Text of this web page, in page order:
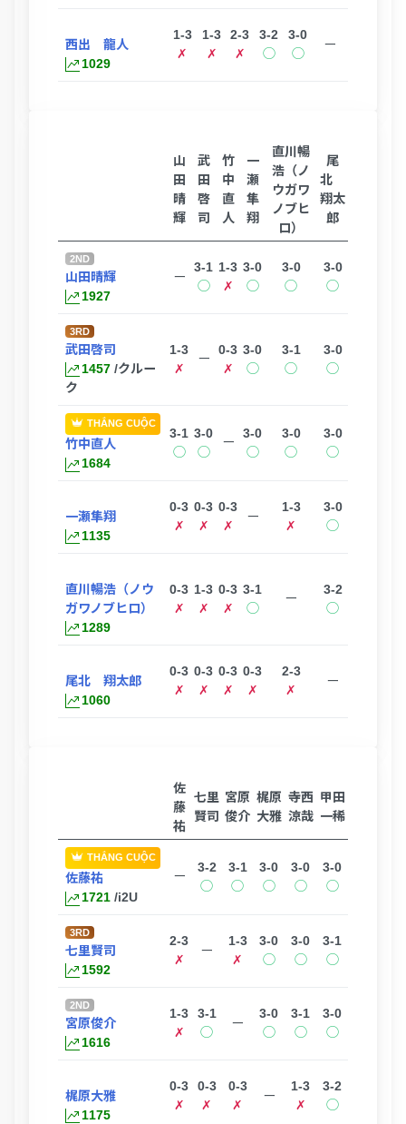
西出 龍人
1029
1-3
✗
1-3
✗
2-3
✗
3-2
◯
3-0
◯
ー
山
田
晴
輝
武
田
啓
司
竹
中
直
人
一
瀬
隼
翔
直川暢
浩（ノ
ウガワ
ノブヒ
ロ）
尾
北
翔太
郎
2ND
山田晴輝
1927
ー
3-1
◯
1-3
✗
3-0
◯
3-0
◯
3-0
◯
3RD
武田啓司
1457 /クルー
ク
1-3
✗
ー
0-3
✗
3-0
◯
3-1
◯
3-0
◯
THẮNG CUỘC
竹中直人
1684
3-1
◯
3-0
◯
ー
3-0
◯
3-0
◯
3-0
◯
一瀬隼翔
1135
0-3
✗
0-3
✗
0-3
✗
ー
1-3
✗
3-0
◯
直川暢浩（ノウ
ガワノブヒロ）
1289
0-3
✗
1-3
✗
0-3
✗
3-1
◯
ー
3-2
◯
尾北 翔太郎
1060
0-3
✗
0-3
✗
0-3
✗
0-3
✗
2-3
✗
ー
佐
藤
祐
七里
賢司
宮原
俊介
梶原
大雅
寺西
涼哉
甲田
一稀
THẮNG CUỘC
佐藤祐
1721 /i2U
ー
3-2
◯
3-1
◯
3-0
◯
3-0
◯
3-0
◯
3RD
七里賢司
1592
2-3
✗
ー
1-3
✗
3-0
◯
3-0
◯
3-1
◯
2ND
宮原俊介
1616
1-3
✗
3-1
◯
ー
3-0
◯
3-1
◯
3-0
◯
梶原大雅
1175
0-3
✗
0-3
✗
0-3
✗
ー
1-3
✗
3-2
◯